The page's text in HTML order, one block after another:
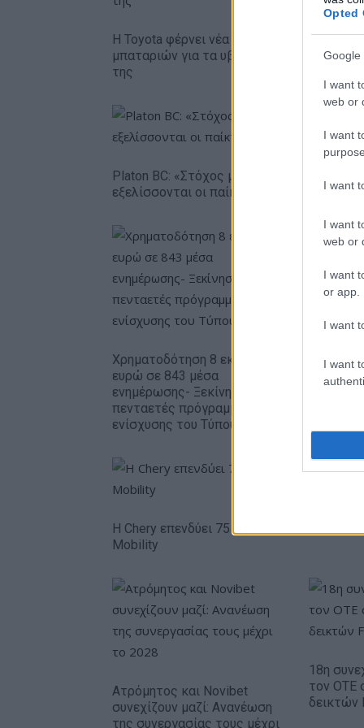
Opted
Google
I want
web or
I want
I want
I want
web or
I want
or app.
I want
I want
Η Toyota φέρνει νέα γενιά
μπαταριών για τα υβριδικά
της
Σε
Platon BC: «Στόχος μας στις ακαδημίες να
εξελίσσονται οι παίκτες»
Χρηματοδότηση 8 εκατ.
ευρώ σε 843 μέσα
ενημέρωσης- Ξεκίνησε το
πενταετές πρόγραμμα
ενίσχυσης του Τύπου
βιώσιμη
Η Chery επενδύει 75 εκατ. δολάρια στην KG
Mobility
Ατρόμητος και Novibet
συνεχίζουν μαζί: Ανανέωση
της συνεργασίας τους μέχρι
18η
τον ΟΤΕ
δεικτών